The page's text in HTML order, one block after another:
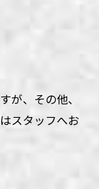
が、その他、
スタッフへお